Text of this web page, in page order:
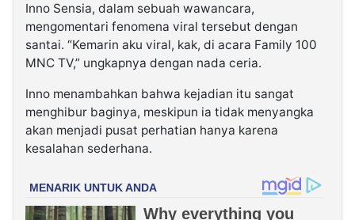
Inno Sensia, dalam sebuah wawancara,
mengomentari fenomena viral tersebut dengan
santai. “Kemarin aku viral, kak, di acara Family 100
MNC TV,” ungkapnya dengan nada ceria.
Inno menambahkan bahwa kejadian itu sangat
menghibur baginya, meskipun ia tidak menyangka
akan menjadi pusat perhatian hanya karena
kesalahan sederhana.